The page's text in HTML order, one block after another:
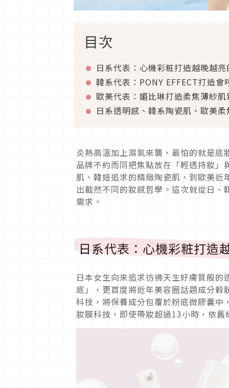
目次
日系代表：心機彩粧打造越晚越
韓系代表：PONY EFFECT打造
歐美代表：媚比琳打造柔焦薄紗
日系透明感、韓系陶瓷肌、歐美
炎熱高溫加上濕氣來襲，最怕的就是
品牌不約而同把焦點放在「輕透持妝
肌、韓妞追求的精緻陶瓷肌，到歐美
出截然不同的妝感哲學。這次就從日
需求。
日系代表：心機彩粧打造
日本女生向來追求彷彿天生好膚質般
底」，更首度將近年美容圈話題成分
科技，將保養成分包覆於粉底微膠囊
妝膜科技，即使帶妝超過13小時，依舊